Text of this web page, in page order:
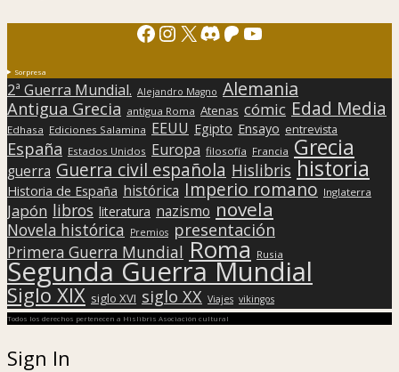
Facebook
Instagram
X Discord
Patreon
YouTube
Sorpresa
2ª Guerra Mundial. Alejandro Magno Alemania
Antigua Grecia antigua Roma Atenas cómic Edad Media
Edhasa Ediciones Salamina EEUU Egipto Ensayo entrevista
España Estados Unidos Europa filosofía Francia Grecia
guerra Guerra civil española Hislibris historia
Historia de España histórica Imperio romano Inglaterra
Japón libros literatura nazismo novela
Novela histórica Premios presentación
Primera Guerra Mundial Roma Rusia
Segunda Guerra Mundial
Siglo XIX siglo XVI siglo XX Viajes vikingos
Todos los derechos pertenecen a Hislibris Asociación cultural
Sign In